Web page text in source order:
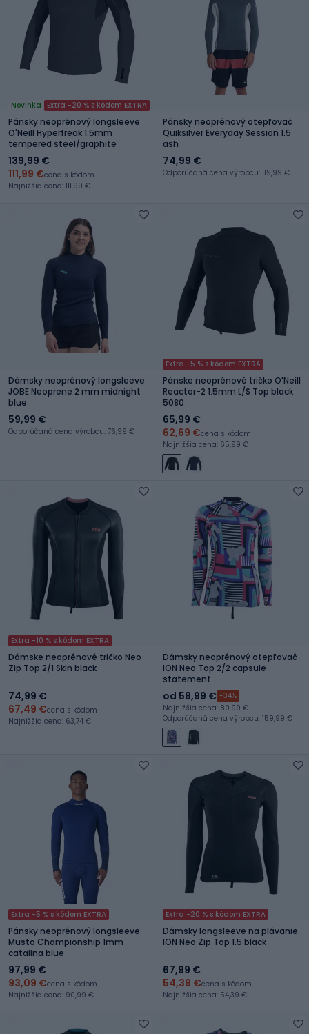
Novinka Extra -20 % s kódom EXTRA
Pánsky neoprénový longsleeve
O'Neill Hyperfreak 1.5mm
tempered steel/graphite
139,99 €
111,99 €cena s kódom
Najnižšia cena: 111,99 €
Pánsky neoprénový otepľovač
Quiksilver Everyday Session 1.5
ash
74,99 €
Odporúčaná cena výrobcu: 119,99 €
Dámsky neoprénový longsleeve
JOBE Neoprene 2 mm midnight
blue
59,99 €
Odporúčaná cena výrobcu: 76,99 €
Extra -5 % s kódom EXTRA
Pánske neoprénové tričko O'Neill
Reactor-2 1.5mm L/S Top black
5080
65,99 €
62,69 €cena s kódom
Najnižšia cena: 65,99 €
Extra -10 % s kódom EXTRA
Dámske neoprénové tričko Neo
Zip Top 2/1 Skin black
74,99 €
67,49 €cena s kódom
Najnižšia cena: 63,74 €
Dámsky neoprénový otepľovač
ION Neo Top 2/2 capsule
statement
od 58,99 € -34%
Najnižšia cena: 89,99 €
Odporúčaná cena výrobcu: 159,99 €
Extra -5 % s kódom EXTRA
Pánsky neoprénový longsleeve
Musto Championship 1mm
catalina blue
97,99 €
93,09 €cena s kódom
Najnižšia cena: 90,99 €
Extra -20 % s kódom EXTRA
Dámsky longsleeve na plávanie
ION Neo Zip Top 1.5 black
67,99 €
54,39 €cena s kódom
Najnižšia cena: 54,39 €